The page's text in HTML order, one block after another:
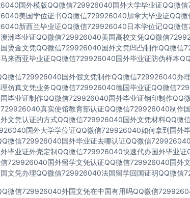
国外模版QQ微信729926040国外大学毕业证QQ微
美国学位证书QQ微信729926040加拿大毕业证QQ
新西兰毕业证QQ微信729926040日本学位记QQ微
洲毕业证QQ微信729926040美国高校文凭QQ微信
烫金文凭QQ微信729926040国外文凭凹凸制作QQ微信
来西亚毕业证QQ微信729926040国外毕业证防伪样本
微信729926040国外假文凭制作QQ微信729926040办
仿真文凭业务QQ微信729926040德国毕业证QQ微信
毕业证制作QQ微信729926040国外毕业证钢印制作QQ
真实使馆教育部认证QQ微信729926040制作
文凭认证的方式QQ微信729926040国外文凭材料QQ微
国外大学学位证QQ微信729926040如何拿到国外
微信729926040国外毕业证去哪认证QQ微信
毕业证外壳定制QQ微信729926040快速代办国外毕业
729926040国外留学文凭认证QQ微信729926040国外
文凭办理QQ微信729926040法国留学回国证明QQ微信
微信729926040外国文凭在中国有用吗QQ微信